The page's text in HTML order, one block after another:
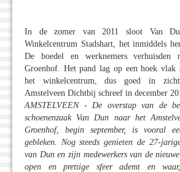
In de zomer van 2011 sloot Van
Winkelcentrum Stadshart, het inmiddels
De boedel en werknemers verhuisden
Groenhof. Het pand lag op een hoek vlak
het winkelcentrum, dus goed in
Amstelveen Dichtbij schreef in december
AMSTELVEEN - De overstap van de
schoenenzaak Van Dun naar het
Groenhof, begin september, is vooral
gebleken. Nog steeds genieten de 27-
van Dun en zijn medewerkers van de
open en prettige sfeer ademt en